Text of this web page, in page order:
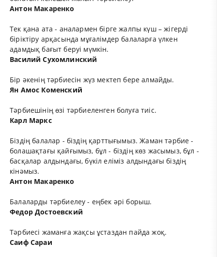
Антон Макаренко
Тек қана ата - аналармен бірге жалпы күш – жігерді
біріктіру арқасында мұғалімдер балаларға үлкен
адамдық бағыт беруі мүмкін.
Василий Сухомлинский
Бір әкенің тәрбиесін жүз мектеп бере алмайды.
Ян Амос Коменский
Тәрбиешінің өзі тәрбиеленген болуға тиіс.
Карл Маркс
Біздің балалар - біздің қарттығымыз. Жаман тәрбие -
болашақтағы қайғымыз, бұл - біздің көз жасымыз, бұл -
басқалар алдындағы, бүкіл еліміз алдындағы біздің
кінәмыз.
Антон Макаренко
Балаларды тәрбиелеу - еңбек әрі борыш.
Федор Достоевский
Тәрбиесі жаманға жақсы ұстаздан пайда жоқ.
Саиф Сараи